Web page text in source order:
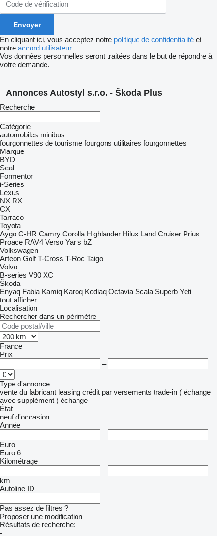
En cliquant ici, vous acceptez notre politique de confidentialité et
notre accord utilisateur.
Vos données personnelles seront traitées dans le but de répondre à
votre demande.
Annonces Autostyl s.r.o. - Škoda Plus
Recherche
Catégorie
automobiles minibus
fourgonnettes de tourisme fourgons utilitaires fourgonnettes
Marque
BYD
Seal
Formentor
i-Series
Lexus
NX RX
CX
Tarraco
Toyota
Aygo C-HR Camry Corolla Highlander Hilux Land Cruiser Prius
Proace RAV4 Verso Yaris bZ
Volkswagen
Arteon Golf T-Cross T-Roc Taigo
Volvo
B-series V90 XC
Škoda
Enyaq Fabia Kamiq Karoq Kodiaq Octavia Scala Superb Yeti
tout afficher
Localisation
Rechercher dans un périmètre
France
Prix
–
Type d'annonce
vente du fabricant leasing crédit par versements trade-in ( échange
avec supplément ) échange
État
neuf d'occasion
Année
–
Euro
Euro 6
Kilométrage
–
km
Autoline ID
Pas assez de filtres ?
Proposer une modification
Résultats de recherche:
-